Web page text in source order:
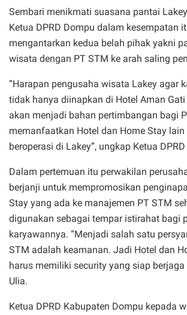
Sembari menikmati suasana pantai
Ketua DPRD Dompu dalam kesempatan
mengantarkan kedua belah pihak yakni
wisata dengan PT STM ke arah saling
“Harapan pengusaha wisata Lakey agar
tidak hanya diinapkan di Hotel Aman
akan menjadi bahan pertimbangan bagi
memanfaatkan Hotel dan Home Stay
beroperasi di Lakey”, ungkap Ketua
Dalam pertemuan itu perwakilan
berjanji untuk mempromosikan
Stay yang ada ke manajemen PT STM
digunakan sebagai tempar istirahat bagi
karyawannya. “Menjadi salah satu
STM adalah keamanan. Jadi Hotel dan
harus memiliki security yang siap berjaga
Ulia.
Ketua DPRD Kabupaten Dompu kepada